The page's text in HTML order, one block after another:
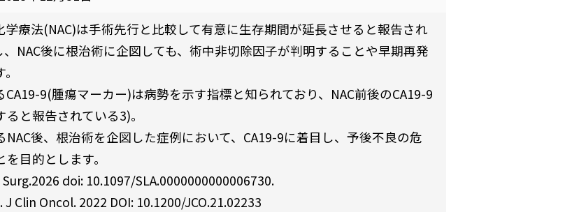
学療法(NAC)は手術先行と比較して有意に生存期間が延長させると報告され
NAC後に根治術に企図しても、術中非切除因子が判明することや早期再発
9(腫瘍マーカー)は病勢を示す指標と知られており、NAC前後のCA19-9
と報告されている3)。
NAC後、根治術を企図した症例において、CA19-9に着目し、予後不良の危
目的とします。
doi: 10.1097/SLA.0000000000006730.
Clin Oncol. 2022 DOI: 10.1200/JCO.21.02233